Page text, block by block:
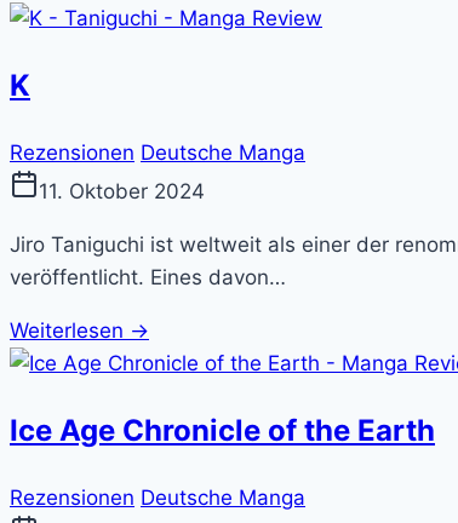
K
Rezensionen Deutsche Manga
11. Oktober 2024
Jiro Taniguchi ist weltweit als einer der
veröffentlicht. Eines davon…
Weiterlesen →
Ice Age Chronicle of the Earth
Rezensionen Deutsche Manga